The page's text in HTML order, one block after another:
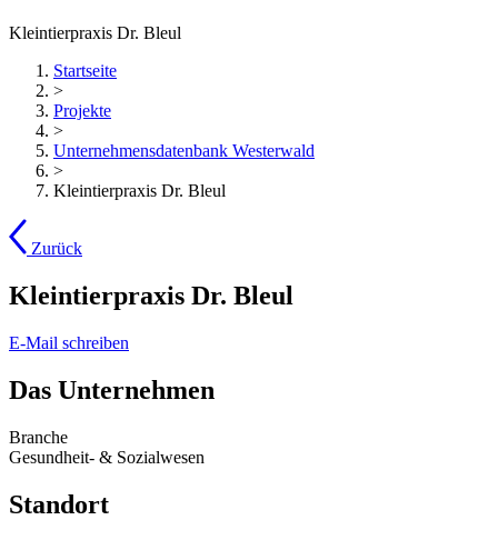
Kleintierpraxis Dr. Bleul
Startseite
>
Projekte
>
Unternehmensdatenbank Westerwald
>
Kleintierpraxis Dr. Bleul
Zurück
Kleintierpraxis Dr. Bleul
E-Mail schreiben
Das Unternehmen
Branche
Gesundheit- & Sozialwesen
Standort